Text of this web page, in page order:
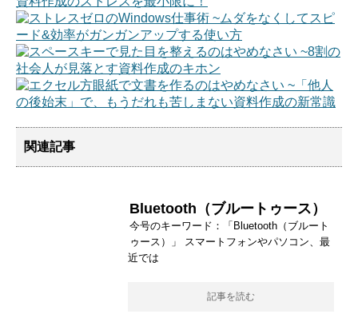
関連記事
Bluetooth（ブルートゥース）
今号のキーワード：「Bluetooth（ブルート
ゥース）」 スマートフォンやパソコン、最
近では
記事を読む